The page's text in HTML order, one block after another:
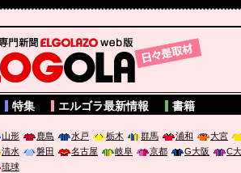
web版 BLOGOLA
特集 エルゴラ最新情報 書籍
山形 鹿島 水戸 栃木 群馬 浦和
大宮
清水 磐田 名古屋 岐阜 京都 G大阪
C
琉球